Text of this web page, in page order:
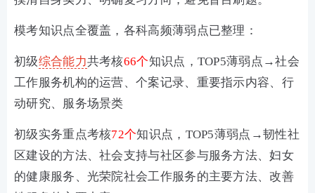
模考知识点全覆盖，各科高频薄弱点已整理：
初级综合能力共考核66个知识点，TOP5薄弱点→社会
工作服务机构的运营、个案记录、重要指示内容、行
动研究、服务场景类
初级实务重点考核72个知识点，TOP5薄弱点→韧性社
区建设的方法、社会支持与社区参与服务方法、妇女
的健康服务、光荣院社会工作服务的主要方法、改善